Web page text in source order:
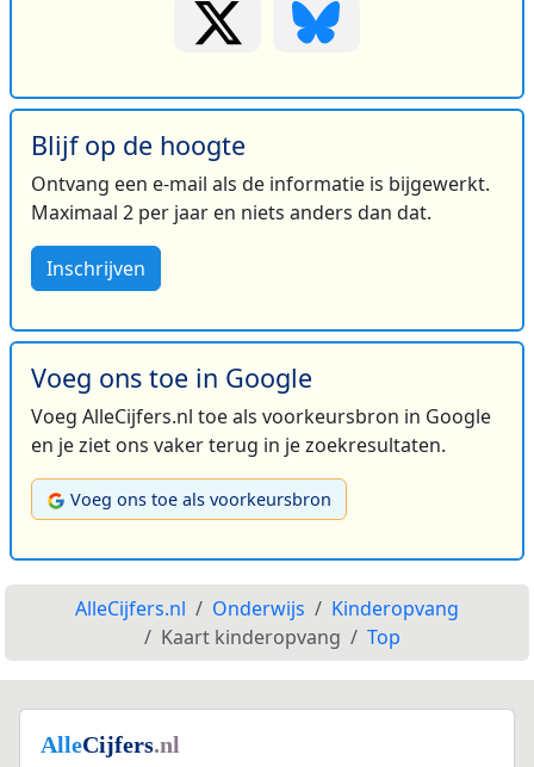
Blijf op de hoogte
Ontvang een e-mail als de informatie is bijgewerkt.
Maximaal 2 per jaar en niets anders dan dat.
Inschrijven
Voeg ons toe in Google
Voeg AlleCijfers.nl toe als voorkeursbron in Google
en je ziet ons vaker terug in je zoekresultaten.
Voeg ons toe als voorkeursbron
AlleCijfers.nl Onderwijs
Kinderopvang
Kaart kinderopvang
Top